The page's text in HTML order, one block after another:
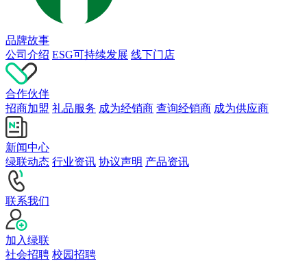
品牌故事
公司介绍 ESG可持续发展 线下门店
合作伙伴
招商加盟 礼品服务 成为经销商 查询经销商 成为供应商
新闻中心
绿联动态 行业资讯 协议声明 产品资讯
联系我们
加入绿联
社会招聘 校园招聘